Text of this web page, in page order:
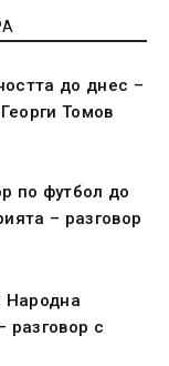
до днес –
Томов
по футбол до
– разговор
Народна
разговор с